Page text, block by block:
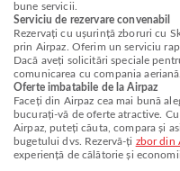
bune servicii.
Serviciu de rezervare convenabil
Rezervați cu ușurință zboruri cu
prin Airpaz. Oferim un serviciu
Dacă aveți solicitări speciale
comunicarea cu compania
Oferte imbatabile de la Airpaz
Faceți din Airpaz cea mai bună
bucurați-vă de oferte atractive.
Airpaz, puteți căuta, compara și
bugetului dvs. Rezervă-ți zbor din
experiență de călătorie și